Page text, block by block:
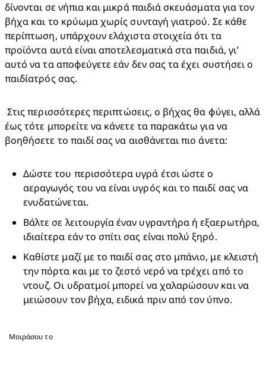
δίνονται σε νήπια και μικρά παιδιά σκευάσματα για τον
βήχα και το κρύωμα χωρίς συνταγή γιατρού. Σε κάθε
περίπτωση, υπάρχουν ελάχιστα στοιχεία ότι τα
προϊόντα αυτά είναι αποτελεσματικά στα παιδιά, γι’
αυτό να τα αποφεύγετε εάν δεν σας τα έχει συστήσει ο
παιδίατρός σας.
Στις περισσότερες περιπτώσεις, ο βήχας θα φύγει, αλλά
έως τότε μπορείτε να κάνετε τα παρακάτω για να
βοηθήσετε το παιδί σας να αισθάνεται πιο άνετα:
Δώστε του περισσότερα υγρά έτσι ώστε ο
αεραγωγός του να είναι υγρός και το παιδί σας να
ενυδατώνεται.
Βάλτε σε λειτουργία έναν υγραντήρα ή εξαερωτήρα,
ιδιαίτερα εάν το σπίτι σας είναι πολύ ξηρό.
Καθίστε μαζί με το παιδί σας στο μπάνιο, με κλειστή
την πόρτα και με το ζεστό νερό να τρέχει από το
ντουζ. Οι υδρατμοί μπορεί να χαλαρώσουν και να
μειώσουν τον βήχα, ειδικά πριν από τον ύπνο.
Μοιράσου το